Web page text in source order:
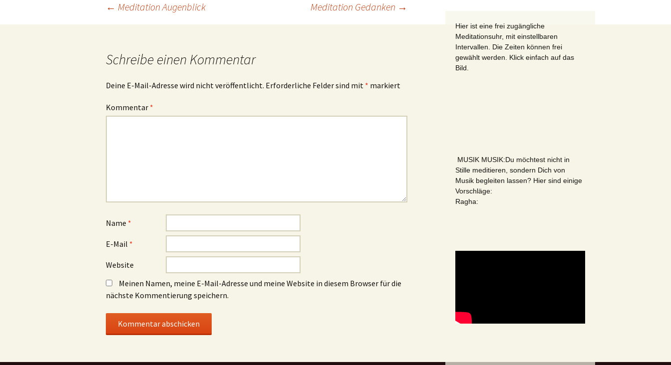
← Meditation Augenblick Meditation Gedanken →
Schreibe einen Kommentar
Deine E-Mail-Adresse wird nicht veröffentlicht. Erforderliche Felder sind mit * markiert
Kommentar *
Name *
E-Mail *
Website
Meinen Namen, meine E-Mail-Adresse und meine Website in diesem Browser für die
nächste Kommentierung speichern.
Hier ist eine frei zugängliche
Meditationsuhr, mit einstellbaren
Intervallen. Die Zeiten können frei
gewählt werden. Klick einfach auf das
Bild.
MUSIK MUSIK:Du möchtest nicht in
Stille meditieren, sondern Dich von
Musik begleiten lassen? Hier sind einige
Vorschläge:
Ragha: